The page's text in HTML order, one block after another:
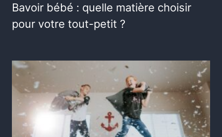
Bavoir bébé : quelle matière choisir
pour votre tout-petit ?